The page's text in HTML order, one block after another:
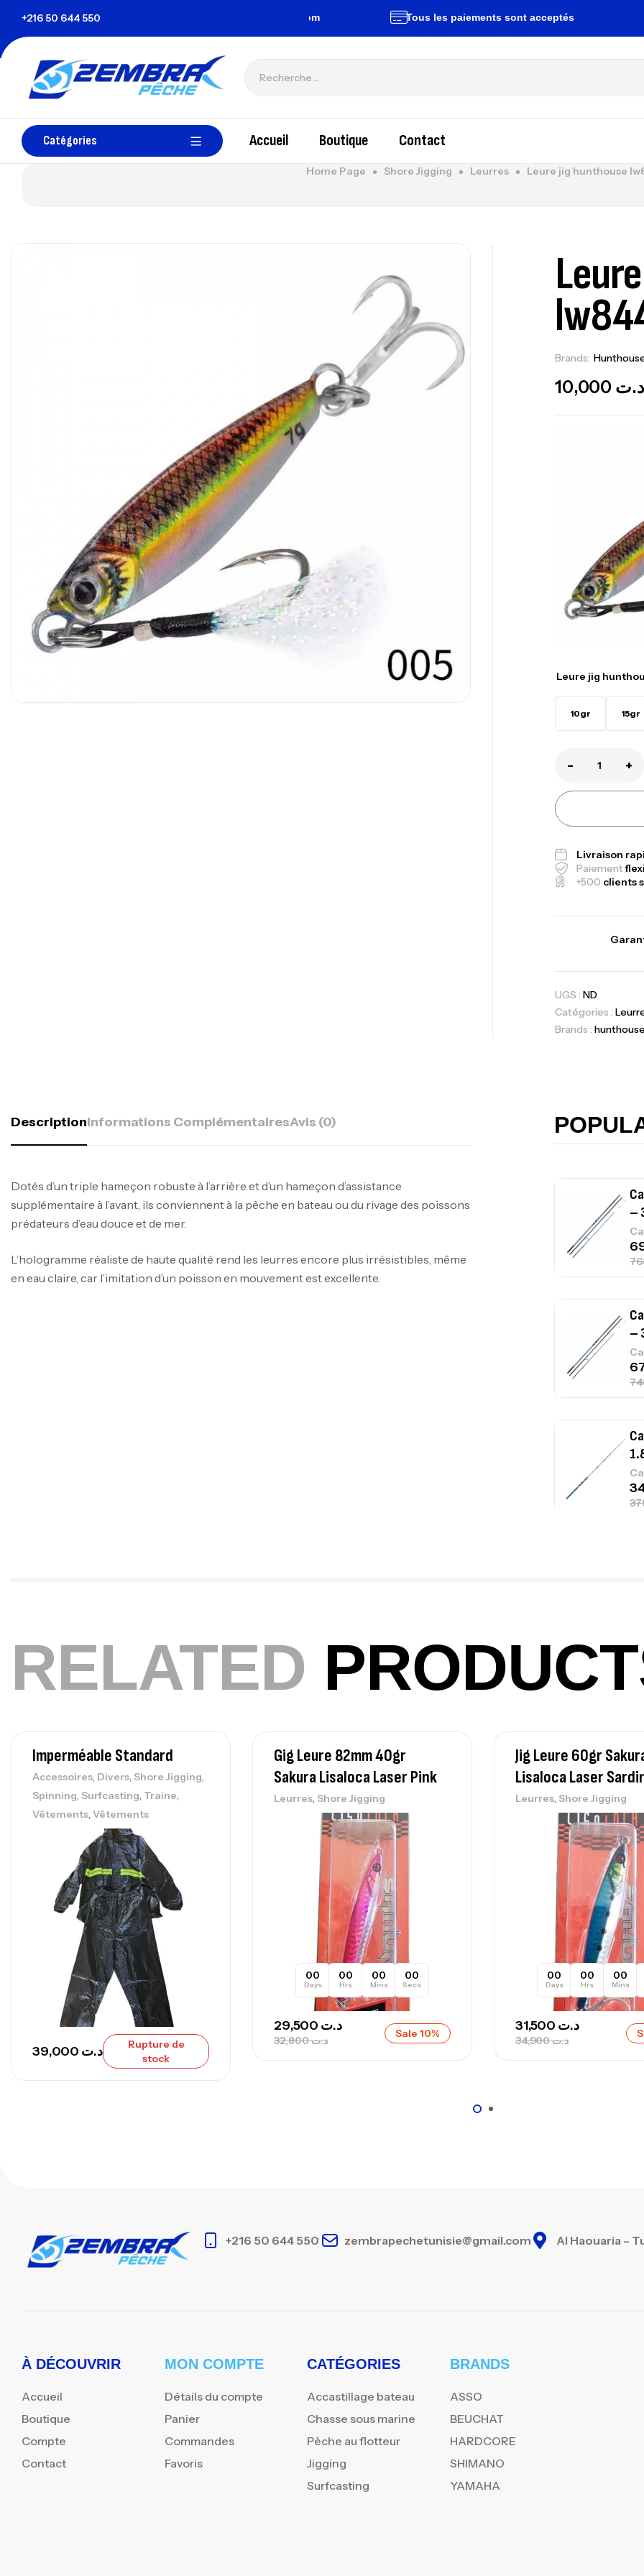
+216 50 644 550
Tunisie Tous les paiements sont acceptés
Catégories Accueil Boutique Contact
Home Page Shore Jigging Leurres Leure jig hunthouse
Brands:
د.ت 10,000
Leure jig
10gr 15gr
- +
Livraison
Paiement
+500 clients
UGS : ND
Catégories :
Brands :
DescriptionInformations ComplémentairesAvis (0)
Dotés d’un triple hameçon robuste à l’arrière et d’un hameçon d’assistance
supplémentaire à l’avant, ils conviennent à la pêche en bateau ou du rivage des poissons
prédateurs d’eau douce et de mer.
L’hologramme réaliste de haute qualité rend les leurres encore plus irrésistibles, même
en eau claire, car l’imitation d’un poisson en mouvement est excellente.
Canne Jigging
Cannes,Jigging
Bagagerie,
Volant 3
Accastillage
–
–
–
–
RELATED
Imperméable Standard
Accessoires Divers Shore Jigging
Spinning Surfcasting Traine
Vêtements Vêtements
د.ت
Rupture de
stock
Gig Leure 82mm 40gr
Sakura Lisaloca Laser Pink
Leurres Shore Jigging
00
Days
00
Hrs
00
Mins
00
Secs
د.ت32,800
د.ت Sale 10%
Jig Leure 60gr
Lisaloca Laser
Leurres Shore Jigging
00
Days
00
Hrs
00
Mins
د.ت34,900
د.ت
+216 50 644 550 zembrapechetunisie@gmail.com Al Haouaria –
À DÉCOUVRIR
Accueil
Boutique
Compte
Contact
MON COMPTE
Détails du compte
Panier
Commandes
Favoris
CATÉGORIES
Accastillage bateau
Chasse sous marine
Pèche au flotteur
Jigging
Surfcasting
BRANDS
ASSO
BEUCHAT
HARDCORE
SHIMANO
YAMAHA